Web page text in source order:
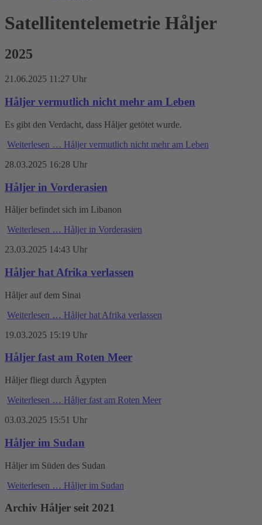
Satellitentelemetrie Håljer
2025
21.06.2025 11:27 Uhr
Håljer vermutlich nicht mehr am Leben
Es gibt den Verdacht, dass Håljer getötet wurde.
Weiterlesen … Håljer vermutlich nicht mehr am Leben
28.03.2025 16:28 Uhr
Håljer in Vorderasien
Håljer befindet sich im Libanon
Weiterlesen … Håljer in Vorderasien
23.03.2025 14:43 Uhr
Håljer hat Afrika verlassen
Håljer auf dem Sinai
Weiterlesen … Håljer hat Afrika verlassen
19.03.2025 15:19 Uhr
Håljer fast am Roten Meer
Håljer fliegt durch Ägypten
Weiterlesen … Håljer fast am Roten Meer
03.03.2025 15:51 Uhr
Håljer im Sudan
Håljer im Süden des Sudan
Weiterlesen … Håljer im Sudan
Archiv Håljer seit 2021